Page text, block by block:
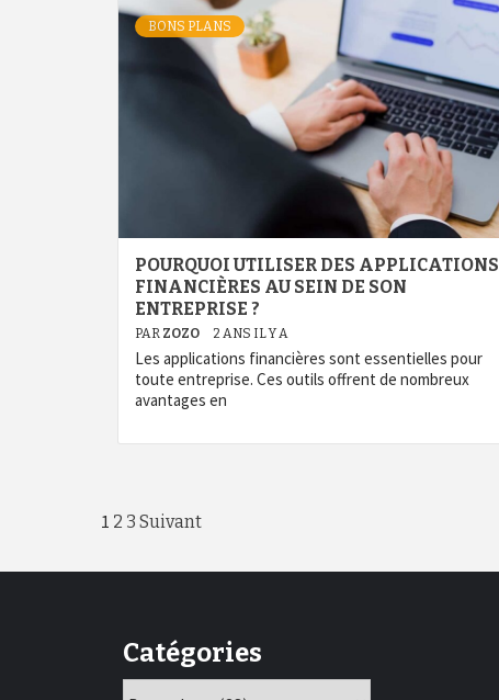
BONS PLANS
POURQUOI UTILISER DES APPLICATIONS
FINANCIÈRES AU SEIN DE SON
ENTREPRISE ?
PAR ZOZO 2 ANS IL Y A
Les applications financières sont essentielles pour
toute entreprise. Ces outils offrent de nombreux
avantages en
Pagination
des
1 2 3 Suivant
Catégories